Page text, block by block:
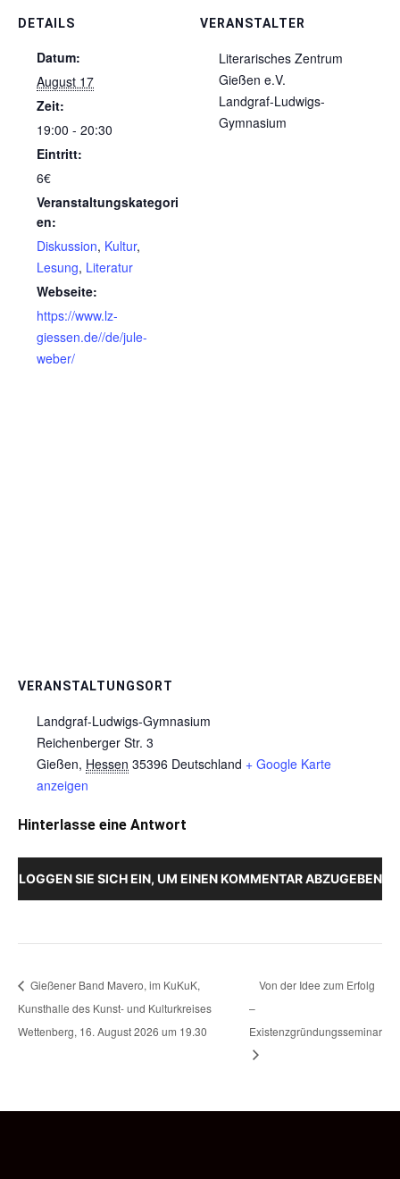
DETAILS
Datum:
August 17
Zeit:
19:00 - 20:30
Eintritt:
6€
Veranstaltungskategori
en:
Diskussion, Kultur,
Lesung, Literatur
Webseite:
https://www.lz-
giessen.de//de/jule-
weber/
VERANSTALTER
Literarisches Zentrum
Gießen e.V.
Landgraf-Ludwigs-
Gymnasium
VERANSTALTUNGSORT
Landgraf-Ludwigs-Gymnasium
Reichenberger Str. 3
Gießen, Hessen 35396 Deutschland + Google Karte
anzeigen
Hinterlasse eine Antwort
LOGGEN SIE SICH EIN, UM EINEN KOMMENTAR ABZUGEBEN
Gießener Band Mavero, im KuKuK,
Kunsthalle des Kunst- und Kulturkreises
Wettenberg, 16. August 2026 um 19.30
Von der Idee zum Erfolg
–
Existenzgründungsseminar